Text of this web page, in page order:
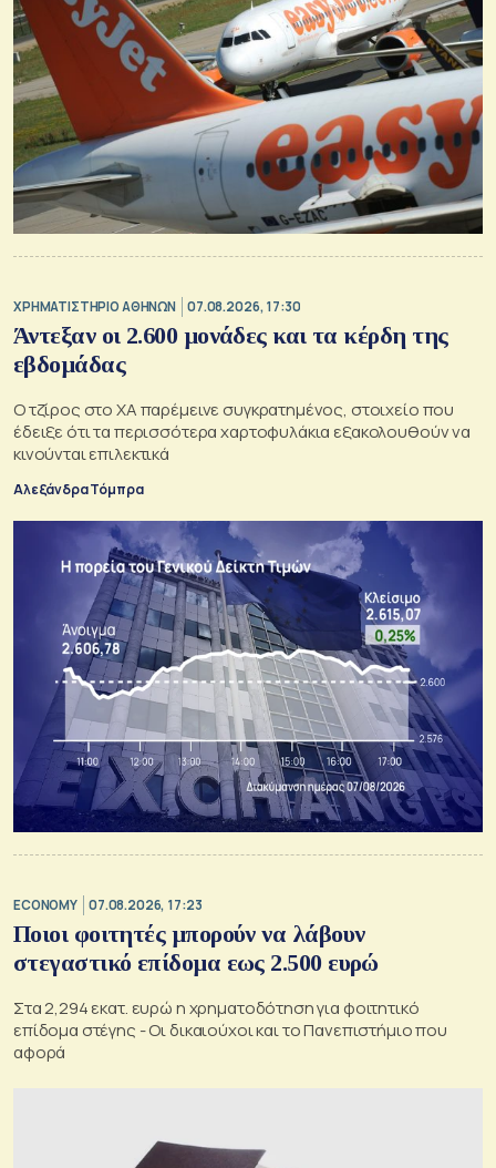
XΡΗΜΑΤΙΣΤΗΡΙΟ ΑΘΗΝΩΝ 07.08.2026, 17:30
Άντεξαν οι 2.600 μονάδες και τα κέρδη της
εβδομάδας
Ο τζίρος στο ΧΑ παρέμεινε συγκρατημένος, στοιχείο που
έδειξε ότι τα περισσότερα χαρτοφυλάκια εξακολουθούν να
κινούνται επιλεκτικά
Αλεξάνδρα Τόμπρα
ECONOMY 07.08.2026, 17:23
Ποιοι φοιτητές μπορούν να λάβουν
στεγαστικό επίδομα εως 2.500 ευρώ
Στα 2,294 εκατ. ευρώ η χρηματοδότηση για φοιτητικό
επίδομα στέγης - Οι δικαιούχοι και το Πανεπιστήμιο που
αφορά